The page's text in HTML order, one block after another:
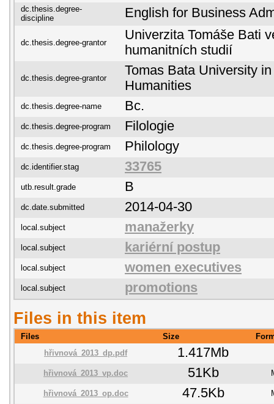
dc.thesis.degree-
discipline
English for Business
dc.thesis.degree-grantor
Univerzita Tomáše Bati
humanitních studií
dc.thesis.degree-grantor
Tomas Bata University
Humanities
dc.thesis.degree-name Bc.
dc.thesis.degree-program Filologie
dc.thesis.degree-program Philology
dc.identifier.stag 33765
utb.result.grade B
dc.date.submitted 2014-04-30
local.subject manažerky
local.subject kariérní postup
local.subject women executives
local.subject promotions
Files in this item
Files Size
hřivnová_2013_dp.pdf
1.417Mb
hřivnová_2013_vp.doc 51Kb
hřivnová_2013_op.doc 47.5Kb